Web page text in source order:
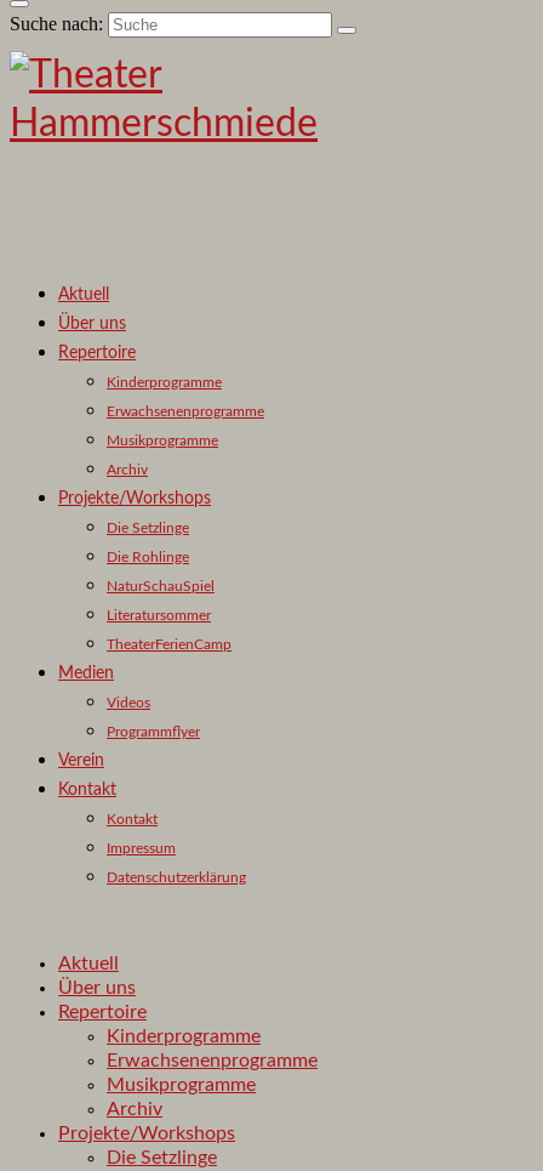
Suche nach:
Aktuell
Über uns
Repertoire
Kinderprogramme
Erwachsenenprogramme
Musikprogramme
Archiv
Projekte/Workshops
Die Setzlinge
Die Rohlinge
NaturSchauSpiel
Literatursommer
TheaterFerienCamp
Medien
Videos
Programmflyer
Verein
Kontakt
Kontakt
Impressum
Datenschutzerklärung
Aktuell
Über uns
Repertoire
Kinderprogramme
Erwachsenenprogramme
Musikprogramme
Archiv
Projekte/Workshops
Die Setzlinge